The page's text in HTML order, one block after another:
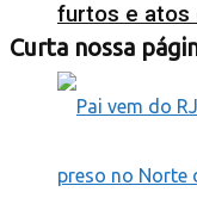
furtos e atos
Curta nossa